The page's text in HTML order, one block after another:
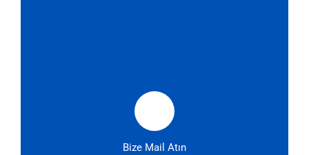
Bize Mail Atın